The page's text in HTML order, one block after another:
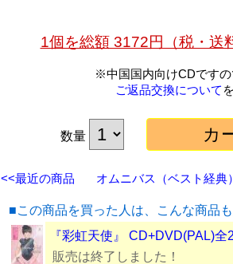
1個を総額 3172円（税・送
※中国国内向けCDです
ご返品交換について
数量
<<最近の商品 オムニバス（ベスト経典
■この商品を買った人は、こんな商品
『彩虹天使』 CD+DVD(PAL)全
販売は終了しました！